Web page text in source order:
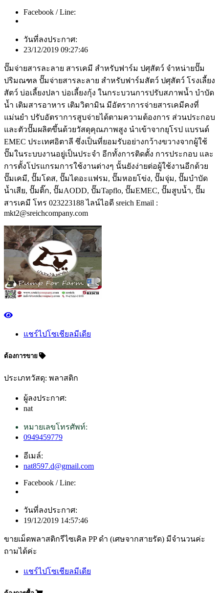
Facebook / Line:
วันที่ลงประกาศ:
23/12/2019 09:27:46
ปั๊มจ่ายสารละลาย สารเคมี สำหรับฟาร์ม ปศุสัตว์ จำหน่ายปั๊ม
ปริมณฑล ปั๊มจ่ายสารละลาย สำหรับฟาร์มสัตว์ ปศุสัตว์ โรงเลี้ยง
สัตว์ บ่อเลี้ยงปลา บ่อเลี้ยงกุ้ง ในกระบวนการปรับสภาพน้ำ บำบัด
น้ำ เติมสารอาหาร เติมวิตามิน มีอัตราการจ่ายสารเคมีคงที่
แม่นยำ ปรับอัตราการสูบจ่ายได้ตามความต้องการ ส่วนประกอบ
และตัวปั๊มผลิตขึ้นด้วยวัสดุคุณภาพสูง นำเข้าจากยุโรป แบรนด์
EMEC ประเทศอิตาลี ซึ่งเป็นที่ยอมรับอย่างกว้างขวางจากผู้ใช้
ปั๊มในระบบงานอยู่เป็นประจำ อีกทั้งการติดตั้ง การประกอบ และ
การตั้งโปรแกรมการใช้งานต่างๆ นั้นยังง่ายต่อผู้ใช้งานอีกด้วย
ปั๊มเคมี, ปั๊มโดส, ปั๊มไดอะแฟรม, ปั๊มหอยโข่ง, ปั๊มจุ่ม, ปั๊มบำบัด
น้ำเสีย, ปั๊มติ๊ก, ปั๊มAODD, ปั๊มTapflo, ปั๊มEMEC, ปั๊มสูบน้ำ, ปั๊ม
สารเคมี โทร 023223188 ไลน์ไอดี sreich Email :
mkt2@sreichcompany.com
แชร์ไปโซเชียลมีเดีย
ต้องการขาย
ประเภทวัสดุ: พลาสติก
ผู้ลงประกาศ:
nat
หมายเลขโทรศัพท์:
0949459779
อีเมล์:
nat8597.d@gmail.com
Facebook / Line:
วันที่ลงประกาศ:
19/12/2019 14:57:46
ขายเม็ดพลาสติกรีไซเคิล PP ดำ (เศษจากสายรัด) มีจำนวนค่ะ
ถามได้ค่ะ
แชร์ไปโซเชียลมีเดีย